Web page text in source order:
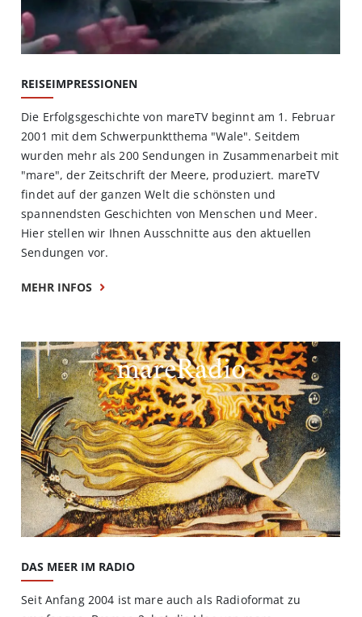
REISEIMPRESSIONEN
Die Erfolgsgeschichte von mareTV beginnt am 1. Februar
2001 mit dem Schwerpunktthema "Wale". Seitdem
wurden mehr als 200 Sendungen in Zusammenarbeit mit
"mare", der Zeitschrift der Meere, produziert. mareTV
findet auf der ganzen Welt die schönsten und
spannendsten Geschichten von Menschen und Meer.
Hier stellen wir Ihnen Ausschnitte aus den aktuellen
Sendungen vor.
MEHR INFOS
mareRadio
DAS MEER IM RADIO
Seit Anfang 2004 ist mare auch als Radioformat zu